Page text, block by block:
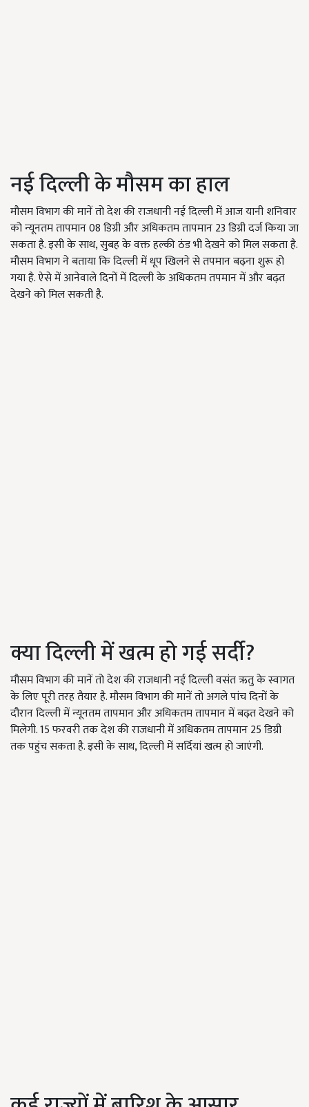
नई दिल्ली के मौसम का हाल
मौसम विभाग की मानें तो देश की राजधानी नई दिल्ली में आज यानी शनिवार
को न्यूनतम तापमान 08 डिग्री और अधिकतम तापमान 23 डिग्री दर्ज किया जा
सकता है. इसी के साथ, सुबह के वक्त हल्की ठंड भी देखने को मिल सकता है.
मौसम विभाग ने बताया कि दिल्ली में धूप खिलने से तपमान बढ़ना शुरू हो
गया है. ऐसे में आनेवाले दिनों में दिल्ली के अधिकतम तपमान में और बढ़त
देखने को मिल सकती है.
क्या दिल्ली में खत्म हो गई सर्दी?
मौसम विभाग की मानें तो देश की राजधानी नई दिल्ली वसंत ऋतु के स्वागत
के लिए पूरी तरह तैयार है. मौसम विभाग की मानें तो अगले पांच दिनों के
दौरान दिल्ली में न्यूनतम तापमान और अधिकतम तापमान में बढ़त देखने को
मिलेगी. 15 फरवरी तक देश की राजधानी में अधिकतम तापमान 25 डिग्री
तक पहुंच सकता है. इसी के साथ, दिल्ली में सर्दियां खत्म हो जाएंगी.